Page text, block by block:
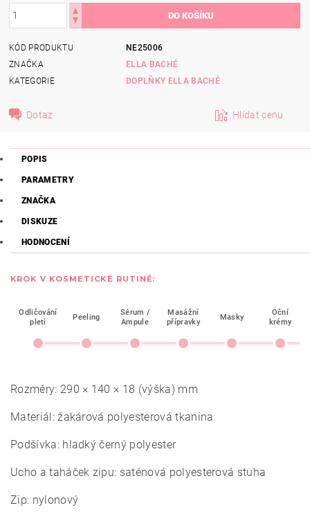
KÓD PRODUKTU
NE25006
ZNAČKA
ELLA BACHÉ
KATEGORIE
DOPLŇKY ELLA BACHÉ
Dotaz Hlídat cenu
POPIS
PARAMETRY
ZNAČKA
DISKUZE
HODNOCENÍ
KROK V KOSMETICKÉ RUTINĚ:
Odličování
pleti
Peeling
Sérum /
Ampule
Masážní
přípravky
Masky
Oční
krémy
Rozměry: 290 × 140 × 18 (výška) mm
Materiál: žakárová polyesterová tkanina
Podšívka: hladký černý polyester
Ucho a taháček zipu: saténová polyesterová stuha
Zip: nylonový